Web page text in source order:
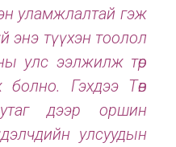
уламжлалтай гэж
энэ түүхэн тоолол
улс ээлжилж төр
Гэхдээ Төв
дээр оршин
улсуудын